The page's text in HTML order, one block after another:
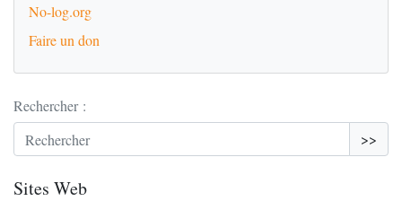
No-log.org
Faire un don
Rechercher :
>>
Sites Web